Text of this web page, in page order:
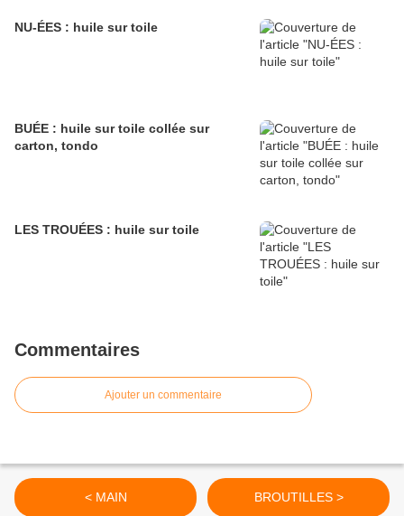
NU-ÉES : huile sur toile
BUÉE : huile sur toile collée sur
carton, tondo
LES TROUÉES : huile sur toile
Commentaires
Ajouter un commentaire
< MAIN BROUTILLES >